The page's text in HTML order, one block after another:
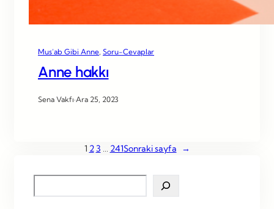
Mus’ab Gibi Anne Soru-Cevaplar
Anne hakkı
Sena Vakfı·Ara 25, 2023
1 23 … 241Sonraki sayfa →
e